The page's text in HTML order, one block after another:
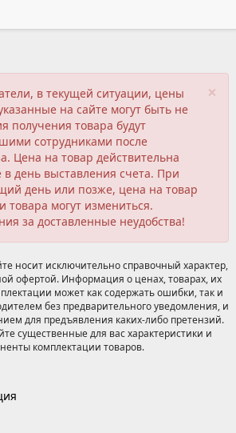
×
в текущей ситуации, цены
на сайте могут быть не
получения товара будут
сотрудниками после
Цена на товар действительна
в день выставления счета. При
день или позже, цена на товар
товара могут измениться.
за доставленные неудобства!
носит исключительно справочный характер,
офертой. Информация о ценах, товарах, их
может как содержать ошибки, так и
без предварительного уведомления, и
для предъявления каких-либо претензий.
существенные для вас характеристики и
комплектации товаров.